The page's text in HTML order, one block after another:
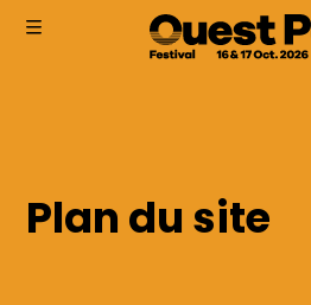
Aller au contenu principal
Plan du site
Le festival